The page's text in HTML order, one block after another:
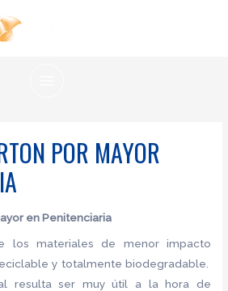
POR MAYOR
en Penitenciaria
los materiales de menor impacto
y totalmente biodegradable.
resulta ser muy útil a la hora de